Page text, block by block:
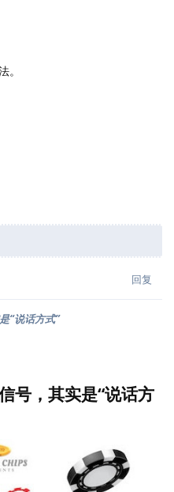
回复
“说话方式”
号，其实是“说话方